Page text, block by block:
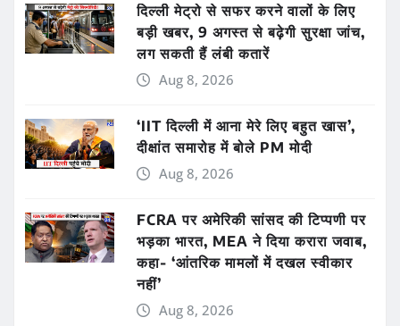
दिल्ली मेट्रो से सफर करने वालों के लिए
बड़ी खबर, 9 अगस्त से बढ़ेगी सुरक्षा जांच,
लग सकती हैं लंबी कतारें
Aug 8, 2026
‘IIT दिल्ली में आना मेरे लिए बहुत खास’,
दीक्षांत समारोह में बोले PM मोदी
Aug 8, 2026
FCRA पर अमेरिकी सांसद की टिप्पणी पर
भड़का भारत, MEA ने दिया करारा जवाब,
कहा- ‘आंतरिक मामलों में दखल स्वीकार
नहीं’
Aug 8, 2026